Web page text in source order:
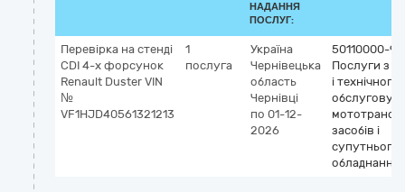
НАДАННЯ
ПОСЛУГ:
Перевірка на стенді
СDI 4-х форсунок
Renault Duster VIN
№
VF1HJD40561321213
1
послуга
Україна
Чернівецька
область
Чернівці
по 01-12-
2026
50110000-9
Послуги з
і технічного
засобів і
супутнього
обладнання